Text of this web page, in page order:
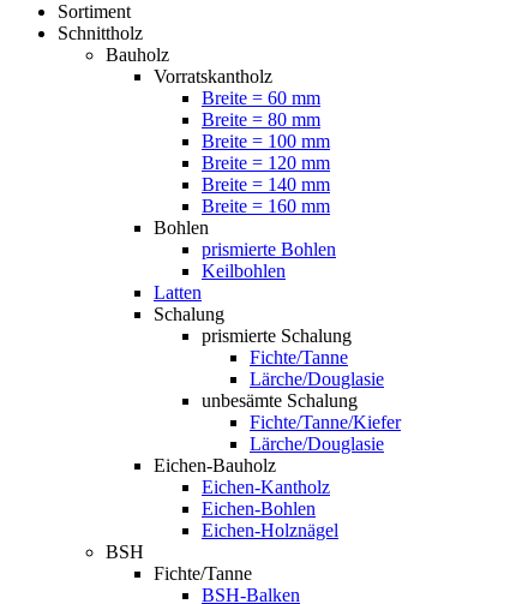
Sortiment
Schnittholz
Bauholz
Vorratskantholz
Breite = 60 mm
Breite = 80 mm
Breite = 100 mm
Breite = 120 mm
Breite = 140 mm
Breite = 160 mm
Bohlen
prismierte Bohlen
Keilbohlen
Latten
Schalung
prismierte Schalung
Fichte/Tanne
Lärche/Douglasie
unbesämte Schalung
Fichte/Tanne/Kiefer
Lärche/Douglasie
Eichen-Bauholz
Eichen-Kantholz
Eichen-Bohlen
Eichen-Holznägel
BSH
Fichte/Tanne
BSH-Balken